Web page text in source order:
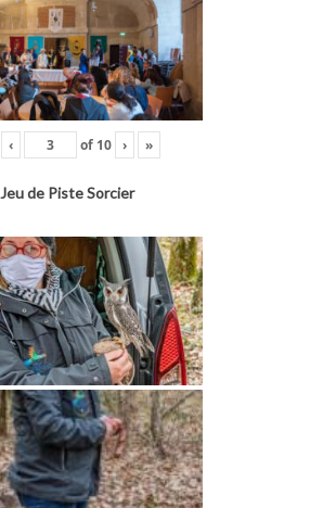
‹ of 10 › »
Jeu de Piste Sorcier